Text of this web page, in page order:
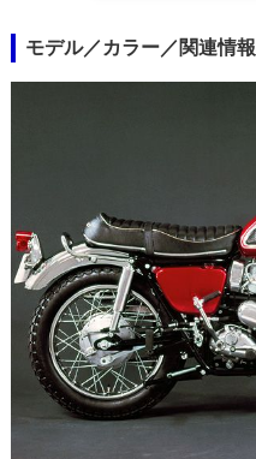
モデル／カラー／関連情報